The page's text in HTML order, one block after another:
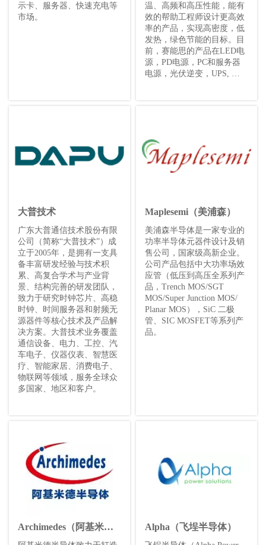
示卡、服务器、快速充电等
市场。
温、高频和高压性能，能有
效的帮助工程师设计更高效
率的产品，实现高密度，低
发热，绿色节能的目标。目
前，赛能思的产品在LED电
源，PD电源，PC和服务器
电源，光伏逆变，UPS, 充
大普技术
广东大普通信技术股份有限
公司（简称“大普技术”）成
立于2005年，是拥有一支具
备丰富研发经验与技术积
累、高复合学术与产业背
景、结构完善的研发团队，
致力于研究时钟芯片、高稳
时钟、时间服务器和射频无
源器件等核心技术及产品解
决方案。大普技术业务覆盖
通信设备、电力、工控、汽
车电子、仪器仪表、智慧医
疗、智能家居、消费电子、
物联网等领域，服务全球众
多国家、地区和客户。
Maplesemi（美浦森）
美浦森半导体是一家专业的
功率半导体元器件设计及销
售公司，国家级高新企业。
公司产品包括中大功率场效
应管（低压到高压全系列产
品，Trench MOS/SGT
MOS/Super Junction MOS/
Planar MOS），SiC 二极
管、SIC MOSFET等系列产
品。
Archimedes（阿基米
德）
Alpha（飞埕半导体）